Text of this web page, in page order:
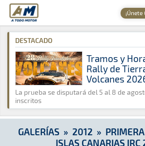
A Todo Motor · Revista del
A Todo Motor » Galerías » 2012 » Primera
DESTACADO
Tramos y
Rally de
Volcanes
La prueba se disputará del 5 al 8 de
inscritos
GALERÍAS » 2012 »
ISLAS CANARIAS IRC